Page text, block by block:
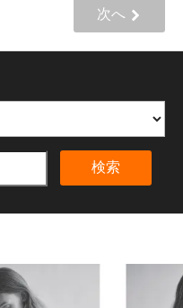
次へ
検索